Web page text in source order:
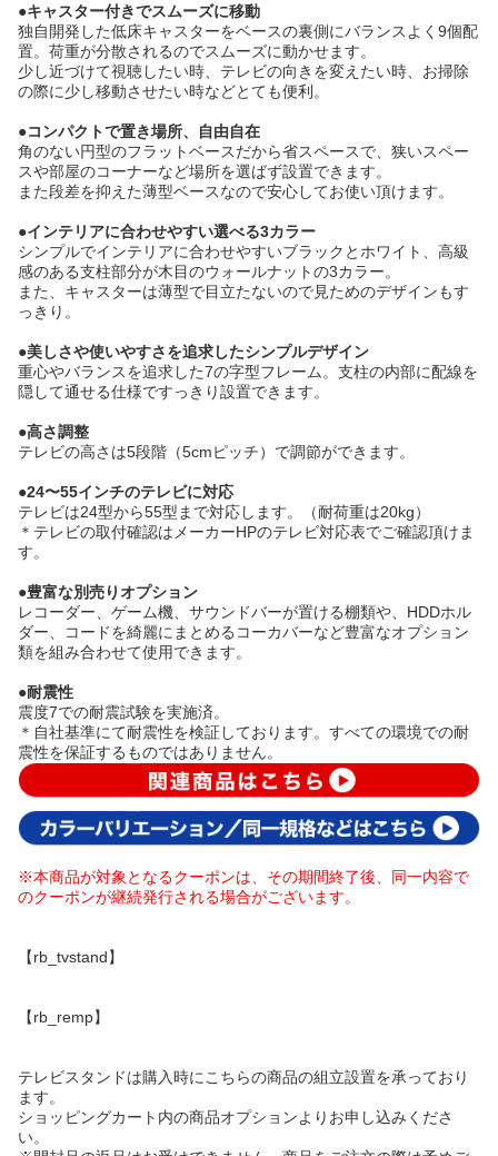
●キャスター付きでスムーズに移動
独自開発した低床キャスターをベースの裏側にバランスよく9個配
置。荷重が分散されるのでスムーズに動かせます。
少し近づけて視聴したい時、テレビの向きを変えたい時、お掃除
の際に少し移動させたい時などとても便利。
●コンパクトで置き場所、自由自在
角のない円型のフラットベースだから省スペースで、狭いスペー
スや部屋のコーナーなど場所を選ばず設置できます。
また段差を抑えた薄型ベースなので安心してお使い頂けます。
●インテリアに合わせやすい選べる3カラー
シンプルでインテリアに合わせやすいブラックとホワイト、高級
感のある支柱部分が木目のウォールナットの3カラー。
また、キャスターは薄型で目立たないので見ためのデザインもす
っきり。
●美しさや使いやすさを追求したシンプルデザイン
重心やバランスを追求した7の字型フレーム。支柱の内部に配線を
隠して通せる仕様ですっきり設置できます。
●高さ調整
テレビの高さは5段階（5cmピッチ）で調節ができます。
●24〜55インチのテレビに対応
テレビは24型から55型まで対応します。（耐荷重は20kg）
＊テレビの取付確認はメーカーHPのテレビ対応表でご確認頂けま
す。
●豊富な別売りオプション
レコーダー、ゲーム機、サウンドバーが置ける棚類や、HDDホル
ダー、コードを綺麗にまとめるコーカバーなど豊富なオプション
類を組み合わせて使用できます。
●耐震性
震度7での耐震試験を実施済。
＊自社基準にて耐震性を検証しております。すべての環境での耐
震性を保証するものではありません。
※本商品が対象となるクーポンは、その期間終了後、同一内容で
のクーポンが継続発行される場合がございます。
【rb_tvstand】
【rb_remp】
テレビスタンドは購入時にこちらの商品の組立設置を承っており
ます。
ショッピングカート内の商品オプションよりお申し込みくださ
い。